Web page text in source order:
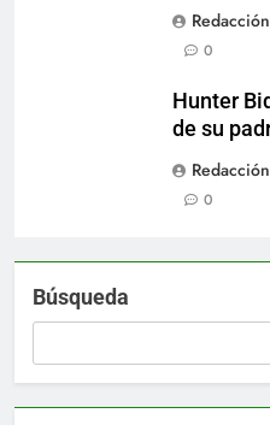
0
Hunter
de su
0
Búsqueda